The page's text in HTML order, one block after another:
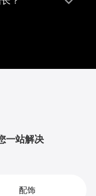
一站解决
配饰